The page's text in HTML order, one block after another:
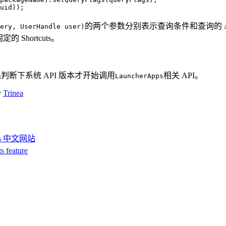
UserHandle user) 的两个参数分别表示查询条件和查询的
的 Shortcuts。
断下系统 API 版本才开始调用 LauncherApps相关 API。
Trinea
中文网站
feature